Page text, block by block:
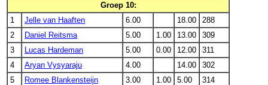
Groep 10:
1
Jelle van Haaften 6.00 18.00
288
2
Daniel Reitsma 5.00 1.00 13.00
309
3
Lucas Hardeman 5.00 0.00 12.00
311
4
Aryan Vysyaraju 4.00 14.00
302
5
Romee Blankensteijn 3.00 1.00 5.00
314